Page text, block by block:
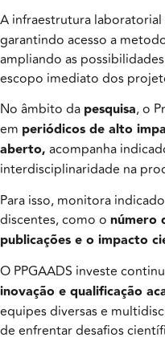
A infraestrutura laboratorial
garantindo acesso a
ampliando as
escopo imediato dos
No âmbito da pesquisa, o
em periódicos de alto
aberto, acompanha
interdisciplinaridade na
Para isso, monitora
discentes, como o número
publicações e o impacto
O PPGAADS investe
inovação e qualificação
equipes diversas e
de enfrentar desafios